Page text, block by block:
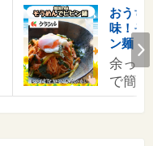
おうち
味！そ
ン麺
余っ
で簡